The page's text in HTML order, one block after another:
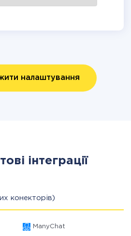
налаштування
інтеграції
конекторів)
ManyChat